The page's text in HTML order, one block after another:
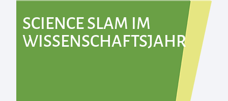
SCIENCE SLAM IM
WISSENSCHAFTSJAHR